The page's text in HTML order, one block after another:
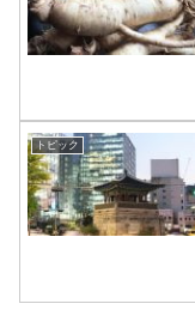
トピック